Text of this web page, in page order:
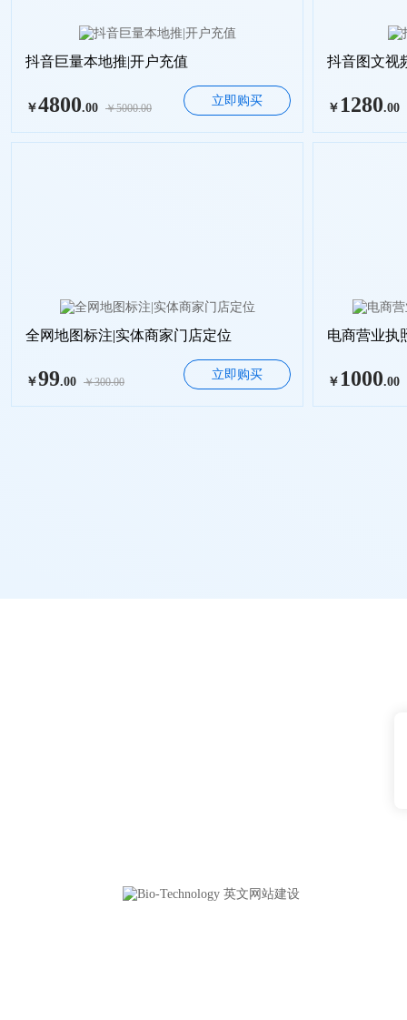
抖音巨量本地推|开户充值
￥4800.00 ￥5000.00
立即购买
抖音图文视
￥ 1280.00
全网地图标注|实体商家门店定位
￥99.00 ￥300.00
立即购买
电商营业执
￥ 1000.00